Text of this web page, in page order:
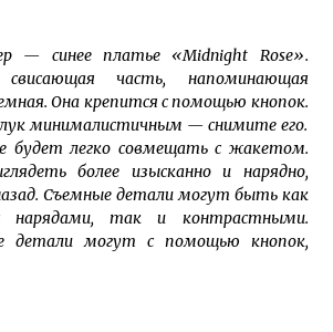
— синее платье «Midnight Rose».
свисающая часть, напоминающая
Она крепится с помощью кнопок.
минималистичным — снимите его.
будет легко совмещать с жакетом.
более изысканно и нарядно,
Съемные детали могут быть как
нарядами, так и контрастными.
детали могут с помощью кнопок,